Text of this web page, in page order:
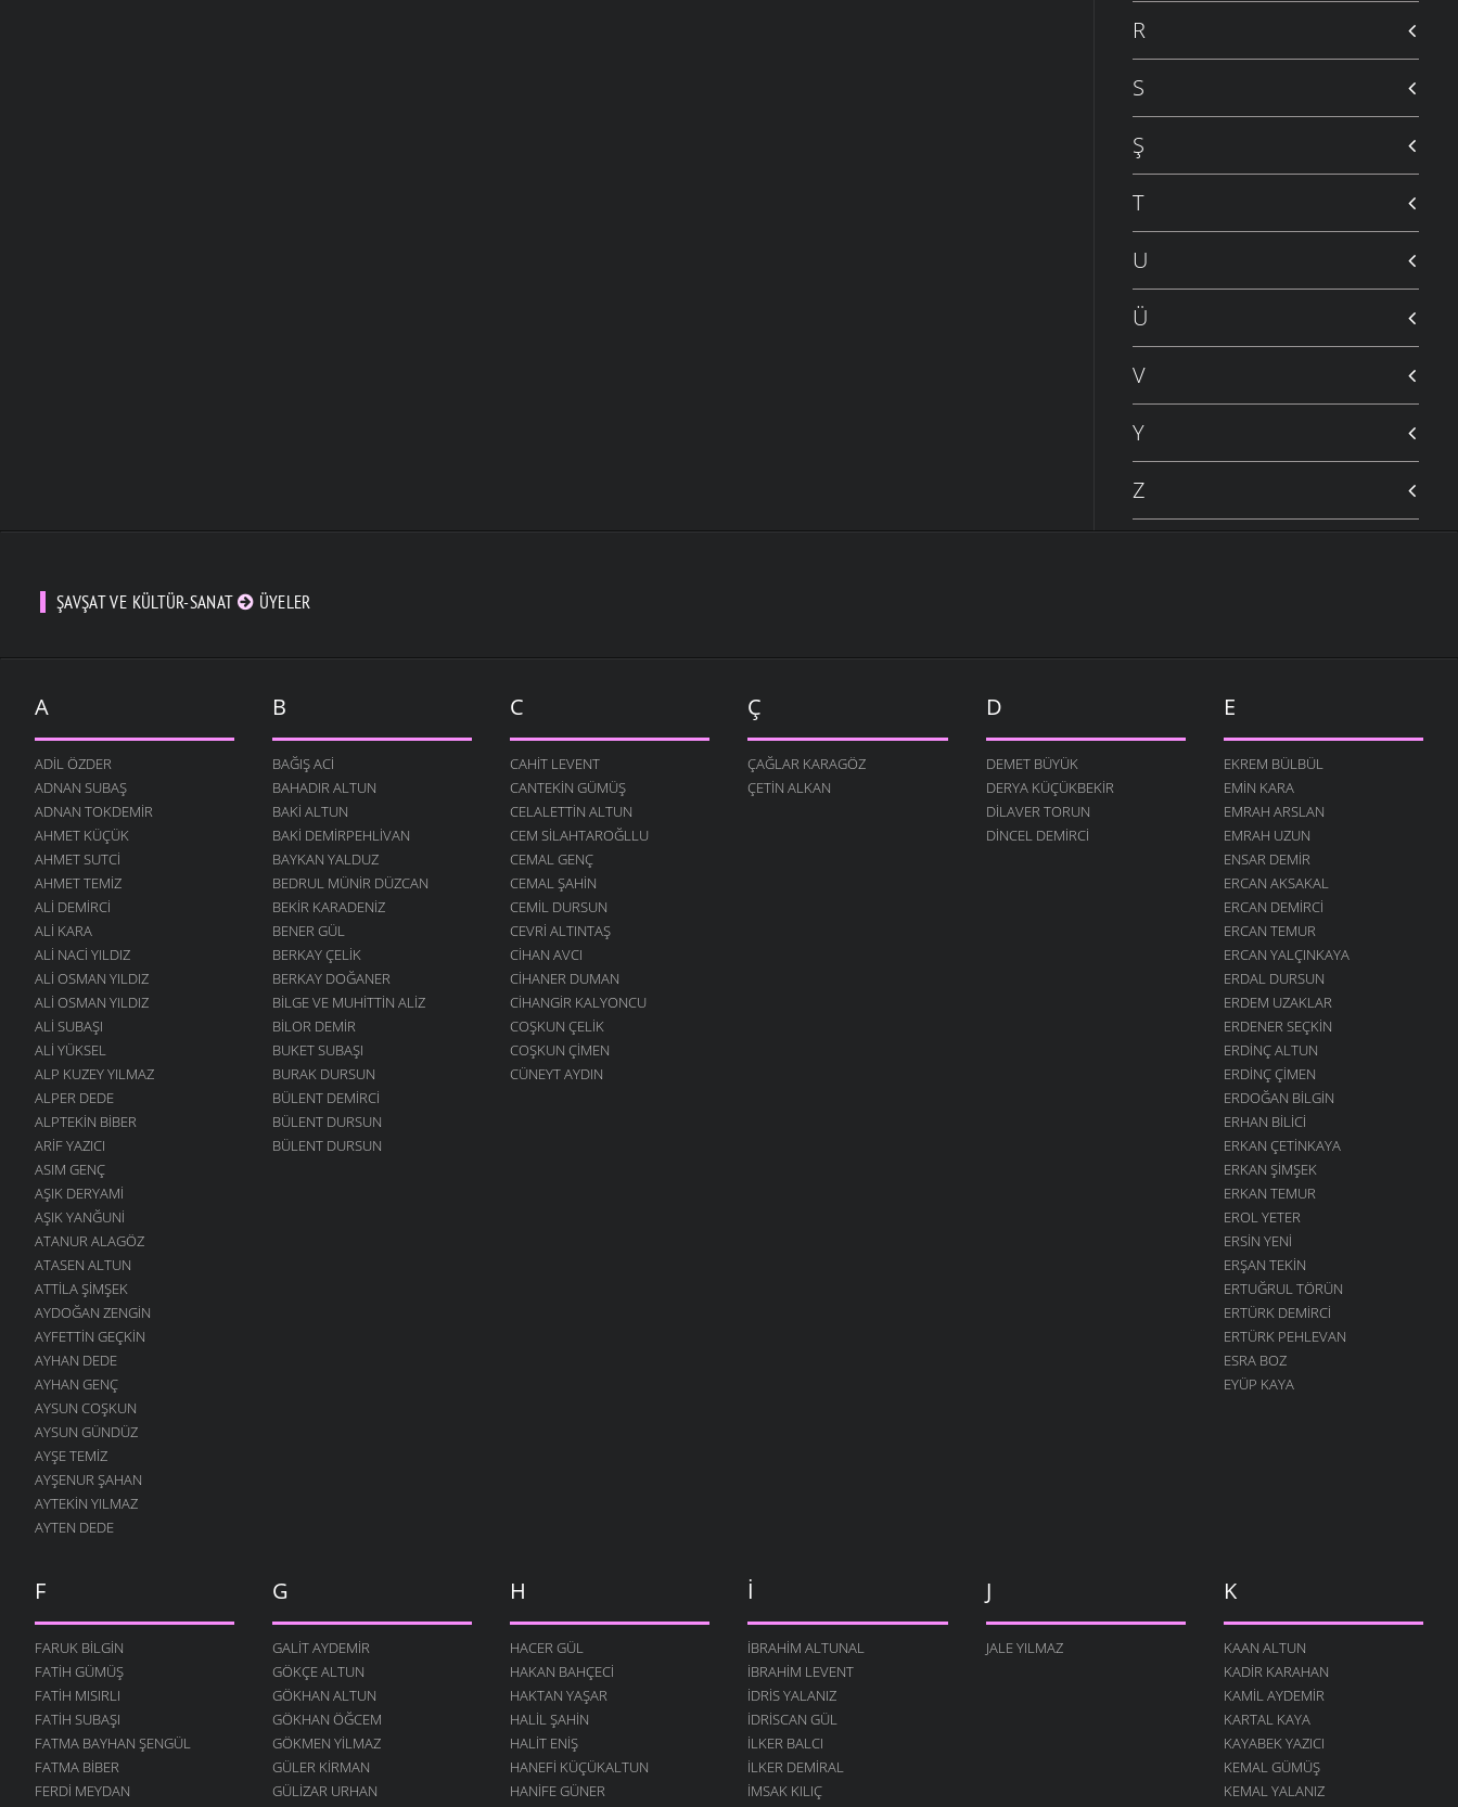
R
S
Ş
T
U
Ü
V
Y
Z
ŞAVŞAT VE KÜLTÜR-SANAT ÜYELER
A
ADIL ÖZDER
ADNAN SUBAŞ
ADNAN TOKDEMIR
AHMET KÜÇÜK
AHMET SUTCI
AHMET TEMIZ
ALI DEMIRCI
ALI KARA
ALI NACI YILDIZ
ALI OSMAN YILDIZ
ALI OSMAN YILDIZ
ALI SUBAŞI
ALI YÜKSEL
ALP KUZEY YILMAZ
ALPER DEDE
ALPTEKIN BIBER
ARIF YAZICI
ASIM GENÇ
AŞIK DERYAMI
AŞIK YANĞUNI
ATANUR ALAGÖZ
ATASEN ALTUN
ATTILA ŞIMŞEK
AYDOĞAN ZENGIN
AYFETTIN GEÇKIN
AYHAN DEDE
AYHAN GENÇ
AYSUN COŞKUN
AYSUN GÜNDÜZ
AYŞE TEMIZ
AYŞENUR ŞAHAN
AYTEKIN YILMAZ
AYTEN DEDE
B
BAĞIŞ ACI
BAHADIR ALTUN
BAKI ALTUN
BAKI DEMIRPEHLIVAN
BAYKAN YALDUZ
BEDRUL MÜNIR DÜZCAN
BEKIR KARADENIZ
BENER GÜL
BERKAY ÇELIK
BERKAY DOĞANER
BILGE VE MUHITTIN ALIZ
BILOR DEMIR
BUKET SUBAŞI
BURAK DURSUN
BÜLENT DEMIRCI
BÜLENT DURSUN
BÜLENT DURSUN
C
CAHIT LEVENT
CANTEKIN GÜMÜŞ
CELALETTIN ALTUN
CEM SILAHTAROĞLLU
CEMAL GENÇ
CEMAL ŞAHIN
CEMIL DURSUN
CEVRI ALTINTAŞ
CIHAN AVCI
CIHANER DUMAN
CIHANGIR KALYONCU
COŞKUN ÇELIK
COŞKUN ÇIMEN
CÜNEYT AYDIN
Ç
ÇAĞLAR KARAGÖZ
ÇETIN ALKAN
D
DEMET BÜYÜK
DERYA KÜÇÜKBEKIR
DILAVER TORUN
DINCEL DEMIRCI
E
EKREM BÜLBÜL
EMIN KARA
EMRAH ARSLAN
EMRAH UZUN
ENSAR DEMIR
ERCAN AKSAKAL
ERCAN DEMIRCI
ERCAN TEMUR
ERCAN YALÇINKAYA
ERDAL DURSUN
ERDEM UZAKLAR
ERDENER SEÇKIN
ERDINÇ ALTUN
ERDINÇ ÇIMEN
ERDOĞAN BILGIN
ERHAN BILICI
ERKAN ÇETINKAYA
ERKAN ŞIMŞEK
ERKAN TEMUR
EROL YETER
ERSIN YENI
ERŞAN TEKIN
ERTUĞRUL TÖRÜN
ERTÜRK DEMIRCI
ERTÜRK PEHLEVAN
ESRA BOZ
EYÜP KAYA
F
FARUK BILGIN
FATIH GÜMÜŞ
FATIH MISIRLI
FATIH SUBAŞI
FATMA BAYHAN ŞENGÜL
FATMA BIBER
FERDI MEYDAN
G
GALIT AYDEMIR
GÖKÇE ALTUN
GÖKHAN ALTUN
GÖKHAN ÖĞCEM
GÖKMEN YILMAZ
GÜLER KIRMAN
GÜLIZAR URHAN
H
HACER GÜL
HAKAN BAHÇECI
HAKTAN YAŞAR
HALIL ŞAHIN
HALIT ENIŞ
HANEFI KÜÇÜKALTUN
HANIFE GÜNER
İ
İBRAHIM ALTUNAL
İBRAHIM LEVENT
İDRIS YALANIZ
IDRISCAN GÜL
İLKER BALCI
İLKER DEMIRAL
İMSAK KILIÇ
J
JALE YILMAZ
K
KAAN ALTUN
KADIR KARAHAN
KAMIL AYDEMIR
KARTAL KAYA
KAYABEK YAZICI
KEMAL GÜMÜŞ
KEMAL YALANIZ